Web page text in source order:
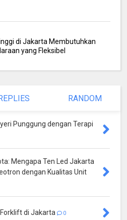
di Jakarta Membutuhkan
yang Fleksibel
REPLIES RANDOM
Punggung dengan Terapi
Mengapa Ten Led Jakarta
dengan Kualitas Unit
di Jakarta 0